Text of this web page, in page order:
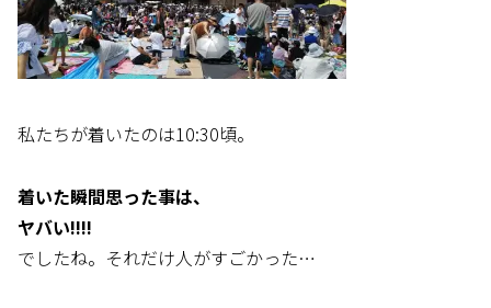
私たちが着いたのは10:30頃。
着いた瞬間思った事は、
ヤバい!!!!
でしたね。それだけ人がすごかった…